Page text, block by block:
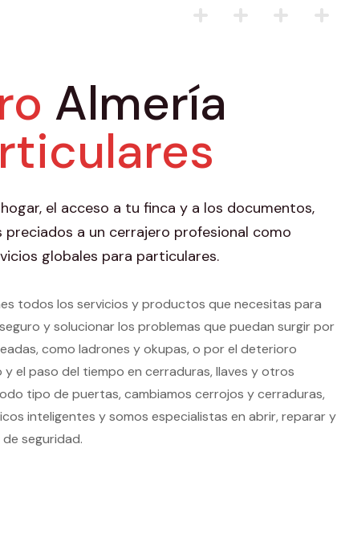
Almería
el acceso a tu finca y a los documentos,
preciados a un cerrajero profesional como
globales para particulares.
todos los servicios y productos que necesitas para
y solucionar los problemas que puedan surgir por
como ladrones y okupas, o por el deterioro
el paso del tiempo en cerraduras, llaves y otros
tipo de puertas, cambiamos cerrojos y cerraduras,
inteligentes y somos especialistas en abrir, reparar y
seguridad.